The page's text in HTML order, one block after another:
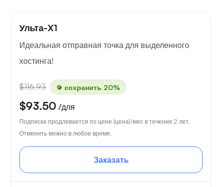
Ульта-X1
Идеальная отправная точка для выделенного
хостинга!
$116.93 сохранить 20%
$93.50 /для
Подписка продлевается по цене {цена}/мес в течение 2 лет.
Отменить можно в любое время.
Заказать